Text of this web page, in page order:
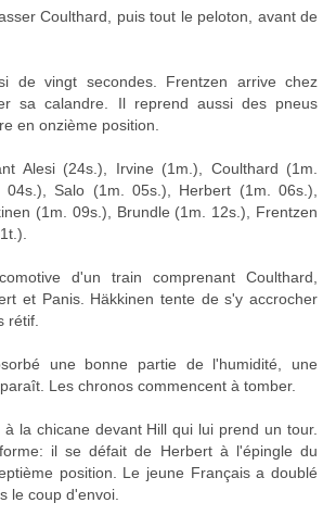
Coulthard, puis tout le peloton, avant de
de vingt secondes. Frentzen arrive chez
sa calandre. Il reprend aussi des pneus
en onzième position.
Alesi (24s.), Irvine (1m.), Coulthard (1m.
04s.), Salo (1m. 05s.), Herbert (1m. 06s.),
(1m. 09s.), Brundle (1m. 12s.), Frentzen
d'un train comprenant Coulthard,
et Panis. Häkkinen tente de s'y accrocher
rétif.
une bonne partie de l'humidité, une
Les chronos commencent à tomber.
la chicane devant Hill qui lui prend un tour.
il se défait de Herbert à l'épingle du
position. Le jeune Français a doublé
le coup d'envoi.